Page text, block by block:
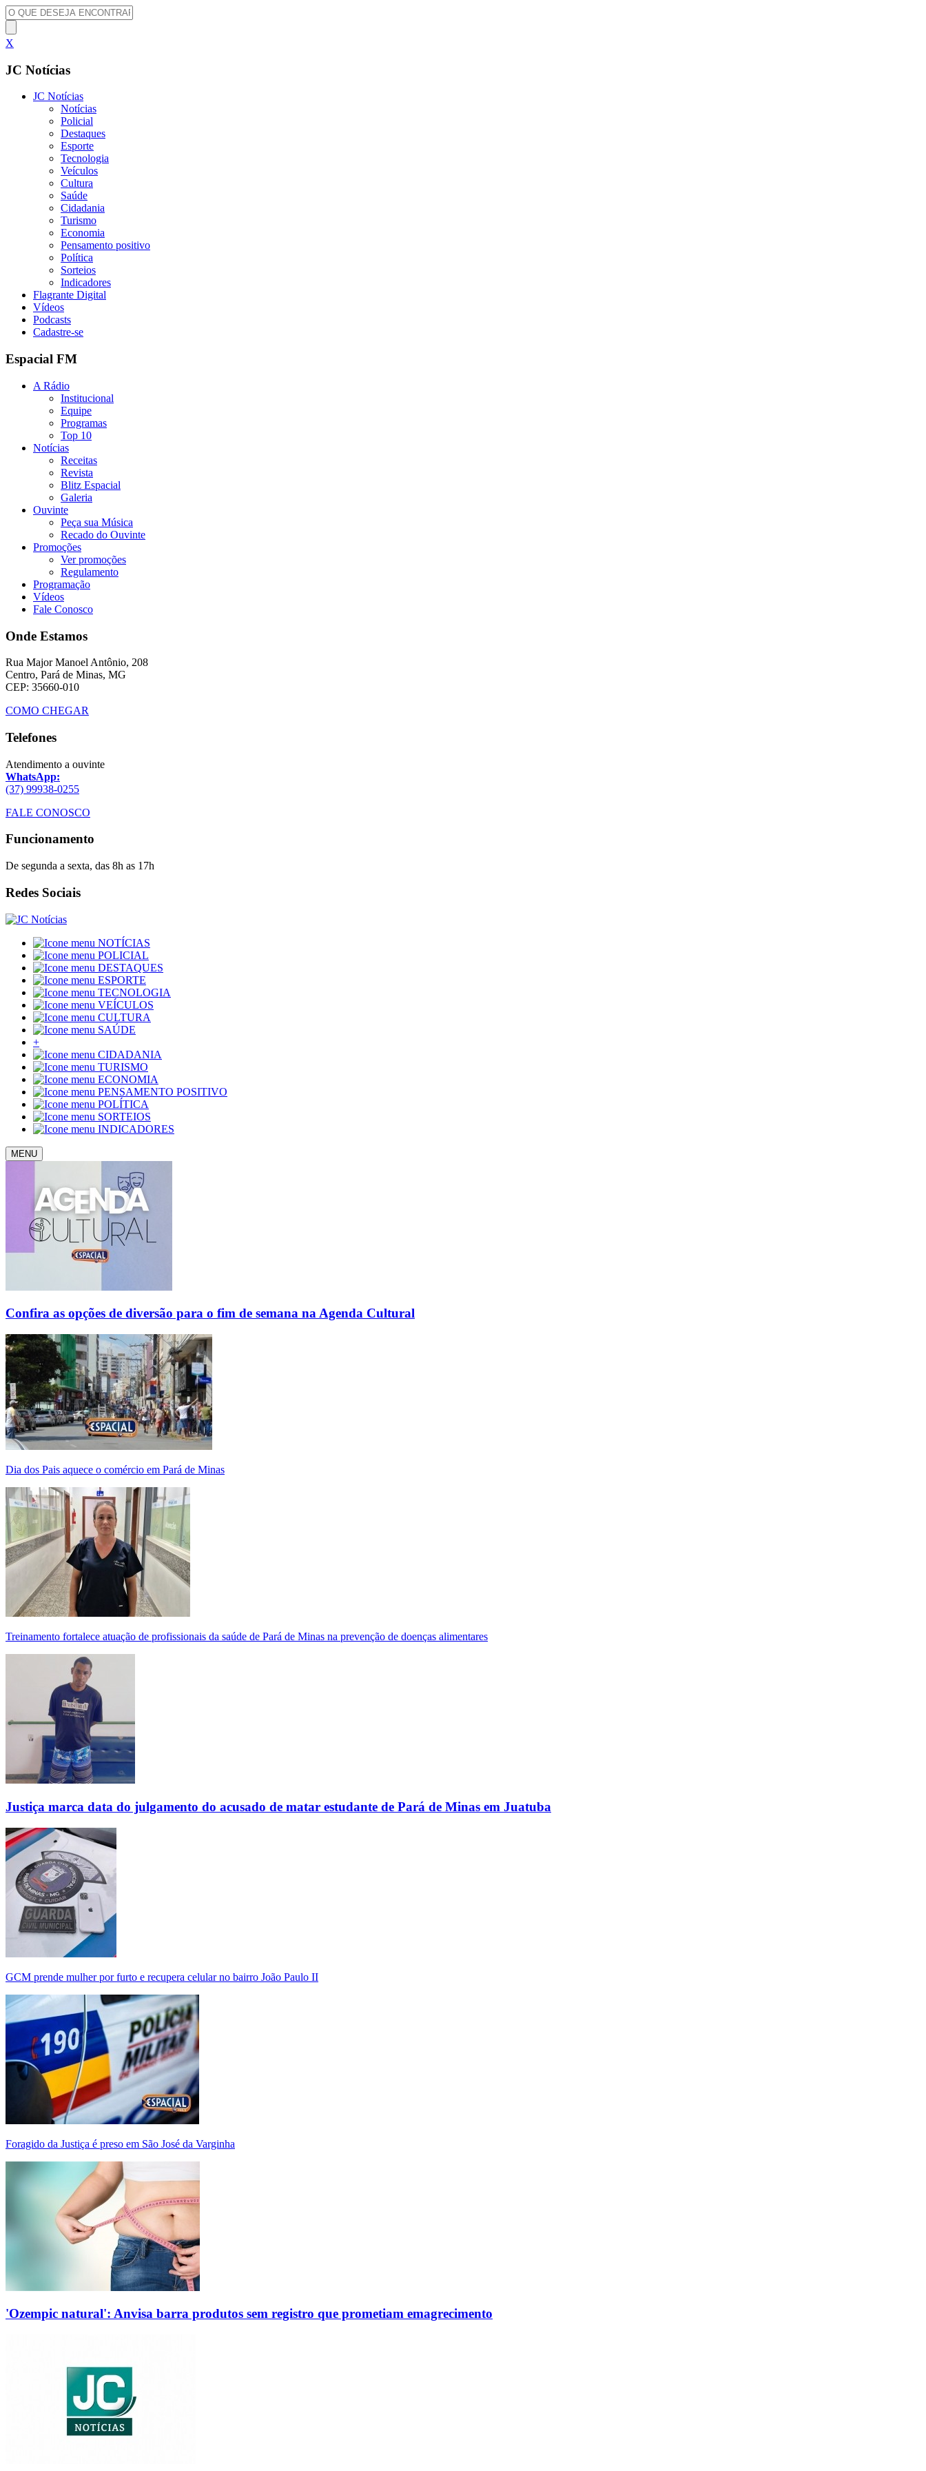
X
JC Notícias
JC Notícias
Notícias
Policial
Destaques
Esporte
Tecnologia
Veículos
Cultura
Saúde
Cidadania
Turismo
Economia
Pensamento positivo
Política
Sorteios
Indicadores
Flagrante Digital
Vídeos
Podcasts
Cadastre-se
Espacial FM
A Rádio
Institucional
Equipe
Programas
Top 10
Notícias
Receitas
Revista
Blitz Espacial
Galeria
Ouvinte
Peça sua Música
Recado do Ouvinte
Promoções
Ver promoções
Regulamento
Programação
Vídeos
Fale Conosco
Onde Estamos
Rua Major Manoel Antônio, 208
Centro, Pará de Minas, MG
CEP: 35660-010
COMO CHEGAR
Telefones
Atendimento a ouvinte
WhatsApp:
(37) 99938-0255
FALE CONOSCO
Funcionamento
De segunda a sexta, das 8h as 17h
Redes Sociais
NOTÍCIAS
POLICIAL
DESTAQUES
ESPORTE
TECNOLOGIA
VEÍCULOS
CULTURA
SAÚDE
+
CIDADANIA
TURISMO
ECONOMIA
PENSAMENTO POSITIVO
POLÍTICA
SORTEIOS
INDICADORES
MENU
Confira as opções de diversão para o fim de semana na Agenda Cultural
Dia dos Pais aquece o comércio em Pará de Minas
Treinamento fortalece atuação de profissionais da saúde de Pará de Minas na prevenção de doenças alimentares
Justiça marca data do julgamento do acusado de matar estudante de Pará de Minas em Juatuba
GCM prende mulher por furto e recupera celular no bairro João Paulo II
Foragido da Justiça é preso em São José da Varginha
'Ozempic natural': Anvisa barra produtos sem registro que prometiam emagrecimento